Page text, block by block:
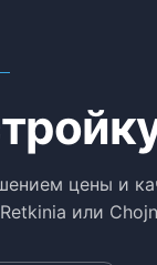
цены и
или